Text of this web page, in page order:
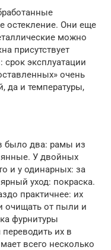
остекление. Они еще
можно
присутствует
срок эксплуатации
очень
и температуры,
было два: рамы из
У двойных
и у одинарных: за
уход: покраска.
практичнее: их
очищать от пыли и
фурнитуры
их в
всего несколько